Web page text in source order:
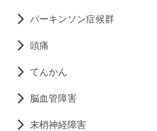
パーキンソン症候群
頭痛
てんかん
脳血管障害
末梢神経障害